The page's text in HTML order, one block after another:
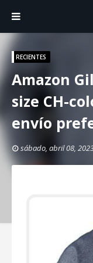
RECIENTES
Amazon
size CH-
envío
sábado, abril 08,